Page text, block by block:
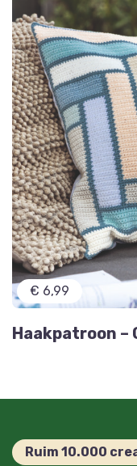
€ 6,99
Haakpatroon –
Ruim 10.000